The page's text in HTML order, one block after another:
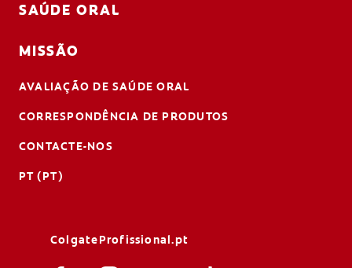
SAÚDE ORAL
MISSÃO
AVALIAÇÃO DE SAÚDE ORAL
CORRESPONDÊNCIA DE PRODUTOS
CONTACTE-NOS
PT (PT)
ColgateProfissional.pt